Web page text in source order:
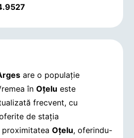
are o populație
înOţelu este
frecvent, cu
de stația
proximitateaOţelu, oferindu-